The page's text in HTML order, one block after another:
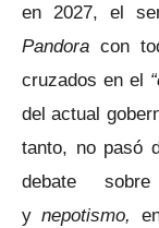
en 2027, el
Pandora con
cruzados en el
del actual
tanto, no pasó
debate
y nepotismo,